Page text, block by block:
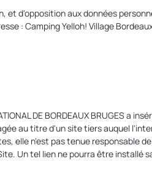
d'opposition aux données
: Camping Yelloh! Village Bordeaux
DE BORDEAUX BRUGES a
au titre d'un site tiers auquel
elle n'est pas tenue responsable
Un tel lien ne pourra être installé